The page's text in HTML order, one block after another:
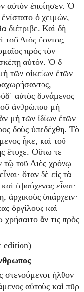
αὐτὸν ἐποίησεν. Ὁ
ὁ χειμών,
διέτριβε. Καὶ δή
τοῦ Διὸς ὕοντος,
πρὸς τὸν
αὐτόν. Ὁ δ᾿
τῶν οἰκείων ἐτῶν
αὐτὸς δυνάμενος
ἀνθρώπου μὴ
μὴ τῶν ἰδίων ἐτῶν
δοὺς ὑπεδέχθη. Τὸ
ἧκε, καὶ τοῦ
ἔτυχε. Οὕτω τε
τῷ τοῦ Διὸς χρόνῳ
ὅταν δὲ εἰς τὰ
ὑψαύχενας εἶναι·
ἀρχικοὺς ὑπάρχειν·
ὀργίλους καὶ
ἄν τις πρὸς
edition)
στενούμενοι ἦλθον
αὐτοὺς καὶ πῦρ